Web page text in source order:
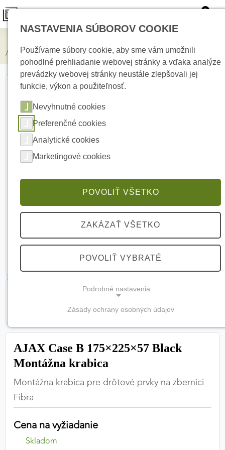
0
AJAX Case B 175×225×57 Black Montážna krabica
AJAX Case B 175×225×57 Black
Montážna krabica
Montážna krabica pre drôtové prvky na zbernici
Fibra
Cena na vyžiadanie
Skladom
NASTAVENIA SÚBOROV COOKIE
Používame súbory cookie, aby sme vám umožnili
pohodlné prehliadanie webovej stránky a vďaka analýze
prevádzky webovej stránky neustále zlepšovali jej
funkcie, výkon a použiteľnosť.
Nevyhnutné cookies
Preferenčné cookies
Analytické cookies
Marketingové cookies
POVOLIŤ VŠETKO
ZAKÁZAŤ VŠETKO
POVOLIŤ VYBRATÉ
Podrobné nastavenia
(vždy aktívne, nemožno vypnúť)
Tieto cookies sú potrebné na správne fungovanie
webovej stránky a bez nich by nebolo možné
zabezpečiť jej plnú funkčnosť.
PREFERENČNÉ COOKIES
Zásady ochrany osobných údajov